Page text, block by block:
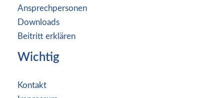
Ansprechpersonen
Downloads
Beitritt erklären
Wichtig
Kontakt